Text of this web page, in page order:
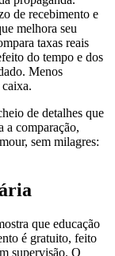
de recebimento e
melhora seu
taxas reais
do tempo e dos
Menos
de detalhes que
a comparação,
sem milagres:
que educação
é gratuito, feito
supervisão. O